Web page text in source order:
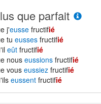
que parfait
j'eusse fructifié
tueusses fructifié
eût fructifié
nouseussions fructifié
vouseussiez fructifié
eussent fructifié